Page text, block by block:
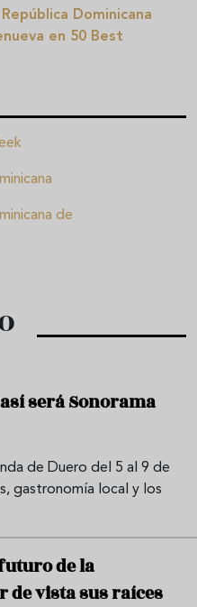
Dominicana
en 50 Best
de
será Sonorama
de Duero del 5 al 9 de
gastronomía local y los
de la
vista sus raíces